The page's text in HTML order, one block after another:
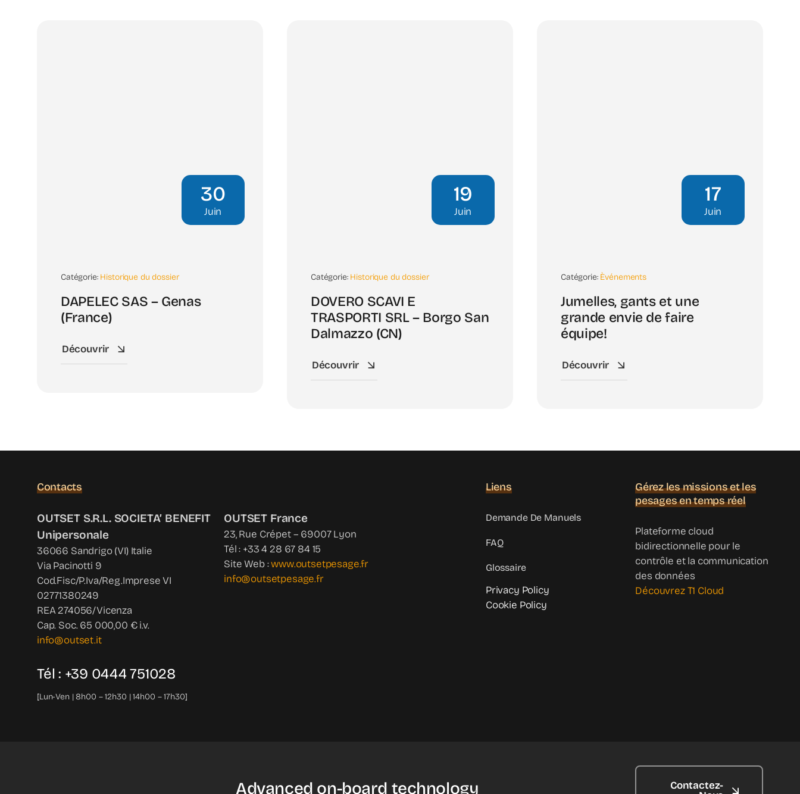
30
Juin
Catégorie: Historique du dossier
DAPELEC SAS – Genas
(France)
Découvrir
19
Juin
Catégorie: Historique du dossier
DOVERO SCAVI E
TRASPORTI SRL – Borgo San
Dalmazzo (CN)
Découvrir
17
Juin
Catégorie: Èvénements
Jumelles, gants et une
grande envie de faire
équipe!
Découvrir
Contacts
OUTSET S.R.L. SOCIETA’ BENEFIT
Unipersonale
36066 Sandrigo (VI) Italie
Via Pacinotti 9
Cod.Fisc/P.Iva/Reg.Imprese VI
02771380249
REA 274056/Vicenza
Cap. Soc. 65 000,00 € i.v.
info@outset.it
Tél : +39 0444 751028
[Lun-Ven | 8h00 – 12h30 | 14h00 – 17h30]
OUTSET France
23, Rue Crépet – 69007 Lyon
Tél : +33 4 28 67 84 15
Site Web :www.outsetpesage.fr
info@outsetpesage.fr
Liens
Demande De Manuels
FAQ
Glossaire
Privacy Policy
Cookie Policy
Gérez les missions et les
pesages en temps réel
Plateforme cloud
bidirectionnelle pour le
contrôle et la communication
des données
Découvrez T1 Cloud
Advanced on-board technology
Contactez-